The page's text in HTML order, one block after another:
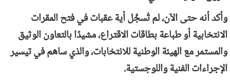
وأكد أنه حتى الآن، لم تُسجَّل أية عقبات في فتح المقرات
الانتخابية أو طباعة بطاقات الاقتراع، مشيدًا بالتعاون الوثيق
والمستمر مع الهيئة الوطنية للانتخابات، والذي ساهم في تيسير
الإجراءات الفنية واللوجستية.